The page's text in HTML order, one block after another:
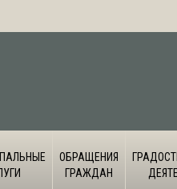
ОБРАЩЕНИЯ
ГРАЖДАН